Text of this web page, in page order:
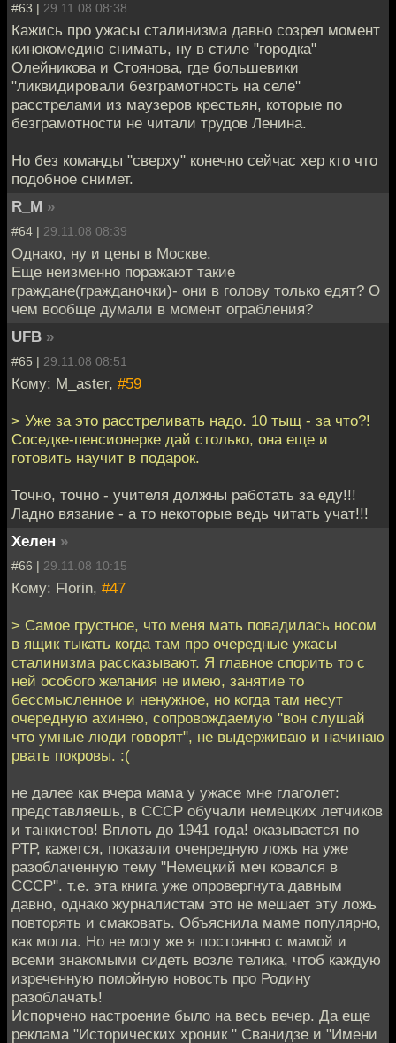
#63 | 29.11.08 08:38
Кажись про ужасы сталинизма давно созрел момент
кинокомедию снимать, ну в стиле "городка"
Олейникова и Стоянова, где большевики
"ликвидировали безграмотность на селе"
расстрелами из маузеров крестьян, которые по
безграмотности не читали трудов Ленина.
Но без команды "сверху" конечно сейчас хер кто что
подобное снимет.
R_M »
#64 | 29.11.08 08:39
Однако, ну и цены в Москве.
Еще неизменно поражают такие
граждане(гражданочки)- они в голову только едят? О
чем вообще думали в момент ограбления?
UFB »
#65 | 29.11.08 08:51
Кому: M_aster, #59
> Уже за это расстреливать надо. 10 тыщ - за что?!
Соседке-пенсионерке дай столько, она еще и
готовить научит в подарок.
Точно, точно - учителя должны работать за еду!!!
Ладно вязание - а то некоторые ведь читать учат!!!
Хелен »
#66 | 29.11.08 10:15
Кому: Florin, #47
> Самое грустное, что меня мать повадилась носом
в ящик тыкать когда там про очередные ужасы
сталинизма рассказывают. Я главное спорить то с
ней особого желания не имею, занятие то
бессмысленное и ненужное, но когда там несут
очередную ахинею, сопровождаемую "вон слушай
что умные люди говорят", не выдерживаю и начинаю
рвать покровы. :(
не далее как вчера мама у ужасе мне глаголет:
представляешь, в СССР обучали немецких летчиков
и танкистов! Вплоть до 1941 года! оказывается по
РТР, кажется, показали оченредную ложь на уже
разоблаченную тему "Немецкий меч ковался в
СССР". т.е. эта книга уже опровергнута давным
давно, однако журналистам это не мешает эту ложь
повторять и смаковать. Объяснила маме популярно,
как могла. Но не могу же я постоянно с мамой и
всеми знакомыми сидеть возле телика, чтоб каждую
изреченную помойную новость про Родину
разоблачать!
Испорчено настроение было на весь вечер. Да еще
реклама "Исторических хроник " Сванидзе и "Имени